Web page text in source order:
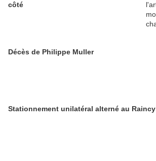
côté
Décès de Philippe Muller
Stationnement unilatéral alterné au Raincy